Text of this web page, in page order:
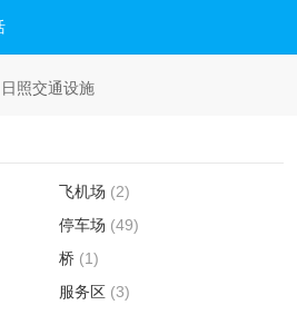
日照交通设施
飞机场 (2)
停车场 (49)
桥 (1)
服务区 (3)